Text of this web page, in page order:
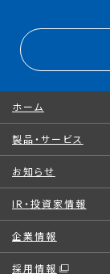
ホーム
製品・サービス
お知らせ
IR・投資家情報
企業情報
採用情報